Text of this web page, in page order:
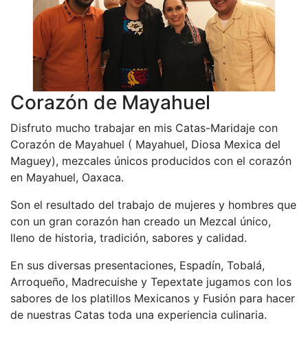
Corazón de Mayahuel
Disfruto mucho trabajar en mis Catas-Maridaje con
Corazón de Mayahuel ( Mayahuel, Diosa Mexica del
Maguey), mezcales únicos producidos con el corazón
en Mayahuel, Oaxaca.
Son el resultado del trabajo de mujeres y hombres que
con un gran corazón han creado un Mezcal único,
lleno de historia, tradición, sabores y calidad.
En sus diversas presentaciones, Espadín, Tobalá,
Arroqueño, Madrecuishe y Tepextate jugamos con los
sabores de los platillos Mexicanos y Fusión para hacer
de nuestras Catas toda una experiencia culinaria.